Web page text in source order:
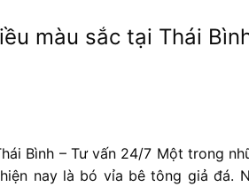
màu sắc tại Thái
Bình – Tư vấn 24/7 Một trong
hiện nay là bó vỉa bêtông giảđá.